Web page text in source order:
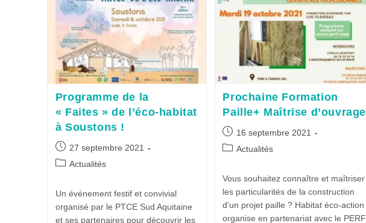
Programme de la
« Faites » de l’éco-habitat
à Soustons !
27 septembre 2021
Actualités
Un événement festif et convivial
organisé par le PTCE Sud Aquitaine
et ses partenaires pour découvrir les
Prochaine Formation
Paille+ Maîtrise d’ouvrage
16 septembre 2021
Actualités
Vous souhaitez connaître et maîtriser
les particularités de la construction
d'un projet paille ? Habitat éco-action
organise en partenariat avec le PERF